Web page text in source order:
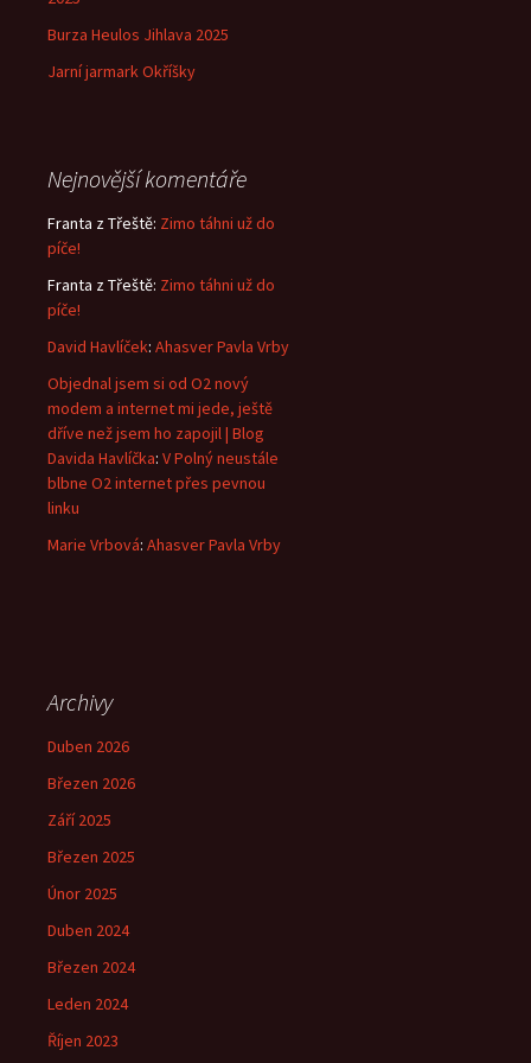
Burza Heulos Jihlava 2025
Jarní jarmark Okříšky
Nejnovější komentáře
Franta z Třeště: Zimo táhni už do
píče!
Franta z Třeště: Zimo táhni už do
píče!
David Havlíček: Ahasver Pavla Vrby
Objednal jsem si od O2 nový
modem a internet mi jede, ještě
dříve než jsem ho zapojil | Blog
Davida Havlíčka: V Polný neustále
blbne O2 internet přes pevnou
linku
Marie Vrbová: Ahasver Pavla Vrby
Archivy
Duben 2026
Březen 2026
Září 2025
Březen 2025
Únor 2025
Duben 2024
Březen 2024
Leden 2024
Říjen 2023